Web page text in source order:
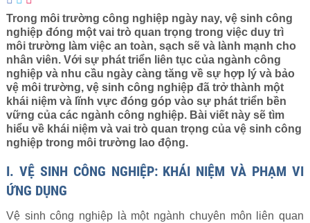
Trong môi trường công nghiệp ngày nay, vệ sinh công
nghiệp đóng một vai trò quan trọng trong việc duy trì
môi trường làm việc an toàn, sạch sẽ và lành mạnh cho
nhân viên. Với sự phát triển liên tục của ngành công
nghiệp và nhu cầu ngày càng tăng về sự hợp lý và bảo
vệ môi trường, vệ sinh công nghiệp đã trở thành một
khái niệm và lĩnh vực đóng góp vào sự phát triển bền
vững của các ngành công nghiệp. Bài viết này sẽ tìm
hiểu về khái niệm và vai trò quan trọng của vệ sinh công
nghiệp trong môi trường lao động.
I. VỆ SINH CÔNG NGHIỆP: KHÁI NIỆM VÀ PHẠM VI
ỨNG DỤNG
Vệ sinh công nghiệp là một ngành chuyên môn liên quan